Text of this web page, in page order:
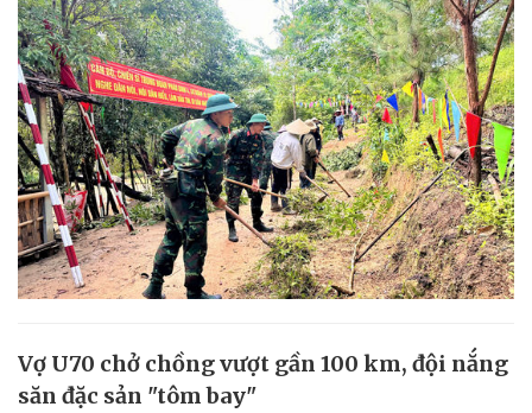
Vợ U70 chở chồng vượt gần 100 km, đội nắng
săn đặc sản "tôm bay"